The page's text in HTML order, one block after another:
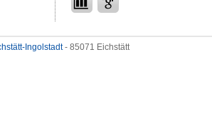
Ingolstadt- 85071 Eichstätt